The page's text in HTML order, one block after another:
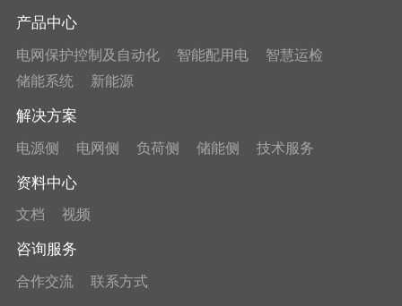
产品中心
电网保护控制及自动化 智能配用电
智慧运检
储能系统
新能源
解决方案
电源侧 电网侧 负荷侧 储能侧 技术服务
资料中心
文档 视频
咨询服务
合作交流 联系方式